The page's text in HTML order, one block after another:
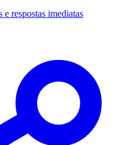
e respostas imediatas